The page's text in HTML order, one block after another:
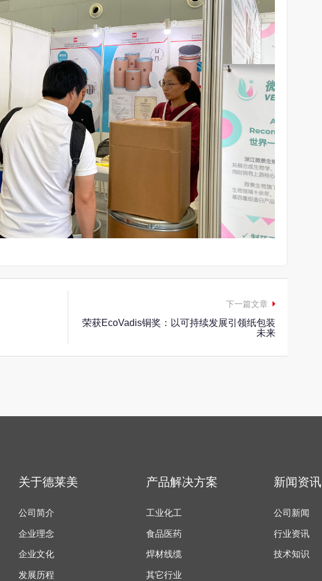
下一篇文章
荣获EcoVadis铜奖：以可持续发展引领纸包装
未来
关于德莱美
公司简介
企业理念
企业文化
发展历程
产品解决方案
工业化工
食品医药
焊材线缆
其它行业
新闻资讯
公司新闻
行业资讯
技术知识